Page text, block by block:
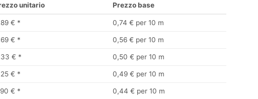
unitario Prezzo base
€ * 0,74 € per 10 m
€ * 0,56 € per 10 m
€ * 0,50 € per 10 m
€ * 0,49 € per 10 m
€ * 0,44 € per 10 m